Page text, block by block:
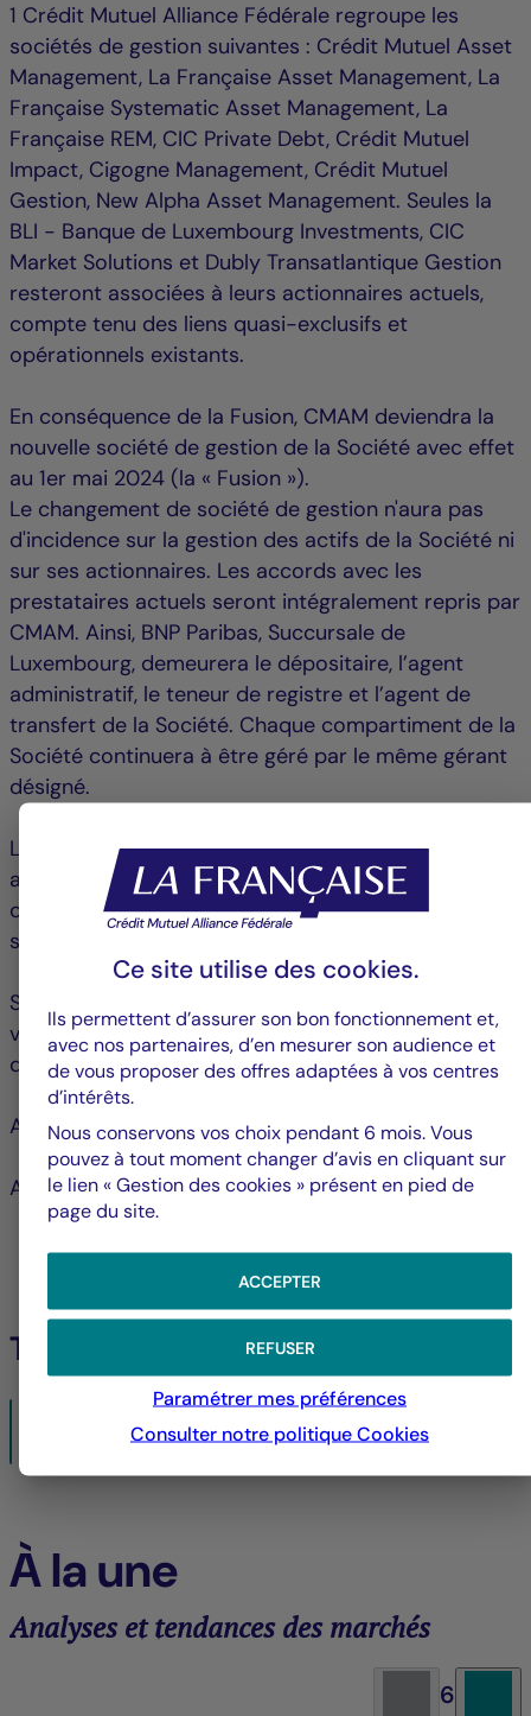
1 Crédit Mutuel Alliance Fédérale regroupe les
sociétés de gestion suivantes : Crédit Mutuel Asset
Management, La Française Asset Management, La
Française Systematic Asset Management, La
Française REM, CIC Private Debt, Crédit Mutuel
Impact, Cigogne Management, Crédit Mutuel
Gestion, New Alpha Asset Management. Seules la
BLI - Banque de Luxembourg Investments, CIC
Market Solutions et Dubly Transatlantique Gestion
resteront associées à leurs actionnaires actuels,
compte tenu des liens quasi-exclusifs et
opérationnels existants.
En conséquence de la Fusion, CMAM deviendra la
nouvelle société de gestion de la Société avec effet
au 1er mai 2024 (la « Fusion »).
Le changement de société de gestion n'aura pas
d'incidence sur la gestion des actifs de la Société ni
sur ses actionnaires. Les accords avec les
prestataires actuels seront intégralement repris par
CMAM. Ainsi, BNP Paribas, Succursale de
Luxembourg, demeurera le dépositaire, l’agent
administratif, le teneur de registre et l’agent de
transfert de la Société. Chaque compartiment de la
Société continuera à être géré par le même gérant
désigné.
Le changement de société de gestion n'entraînera
aucune augmentation des frais, et les coûts liés au
changement de société de gestion ne seront pas
supportés par la Société et ses actionnaires.
Si vous souhaitez de plus amples informations,
veuillez contacter votre conseiller financier ou votre
distributeur local.
Avec nos meilleures salutations,
Au nom du Conseil d’administration
Télécharger
25/04/2024- PDF132 KO
À la une
Analyses et tendances des marchés
6
Ce site utilise des cookies.
Ils permettent d’assurer son bon fonctionnement et,
avec nos partenaires, d’en mesurer son audience et
de vous proposer des offres adaptées à vos centres
d’intérêts.
Nous conservons vos choix pendant 6 mois. Vous
pouvez à tout moment changer d’avis en cliquant sur
le lien « Gestion des cookies » présent en pied de
page du site.
ACCEPTER
REFUSER
Paramétrer mes préférences
Consulter notre politiqueCookies